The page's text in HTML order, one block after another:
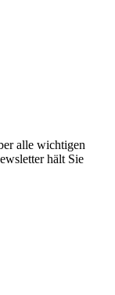
alle wichtigen
hält Sie